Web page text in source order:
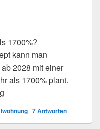
1700%?
kann man
2028 mit einer
als 1700% plant.
| 7Antworten